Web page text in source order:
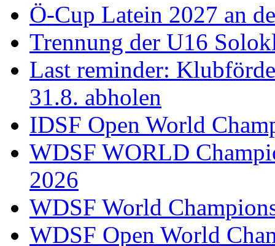
Ö-Cup Latein 2027 an
Trennung der U16
Last reminder:
31.8. abholen
IDSF Open World
WDSF WORLD
2026
WDSF World
WDSF Open World